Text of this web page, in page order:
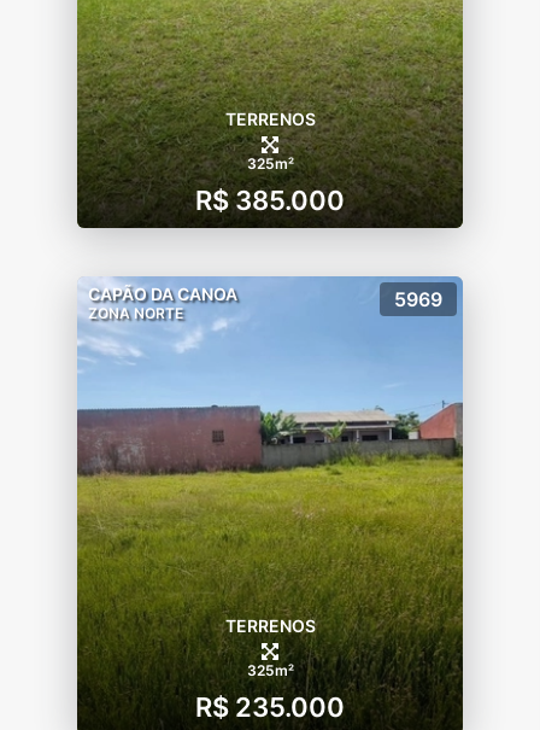
TERRENOS
325m²
R$ 385.000
CAPÃO DA CANOA
ZONA NORTE
5969
TERRENOS
325m²
R$ 235.000